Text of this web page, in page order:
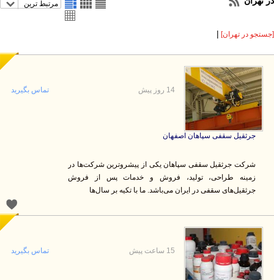
مرتبط ترین
در تهران] |
جرثقیل سقفی سپاهان اصفهان
شرکت جرثقیل سقفی سپاهان یکی از پیشروترین شرکت‌ها در
زمینه طراحی، تولید، فروش و خدمات پس از فروش
جرثقیل‌های سقفی در ایران می‌باشد. ما با تکیه بر سال‌ها
14 روز پیش تماس بگیرید
15 ساعت پیش تماس بگیرید